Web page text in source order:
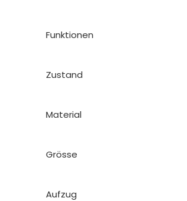
Funktionen
Zustand
Material
Grösse
Aufzug